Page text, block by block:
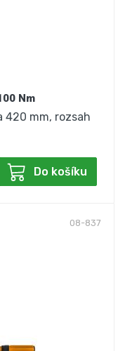
Nm
420 mm, rozsah
Do košíku
08-837